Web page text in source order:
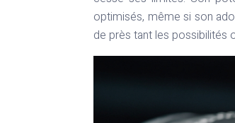
optimisés, même si son
de près tant les possibilités